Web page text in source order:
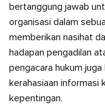
bertanggung jawab
organisasi dalam
memberikan nasihat
hadapan pengadilan
pengacara hukum
kerahasiaan informasi
kepentingan.